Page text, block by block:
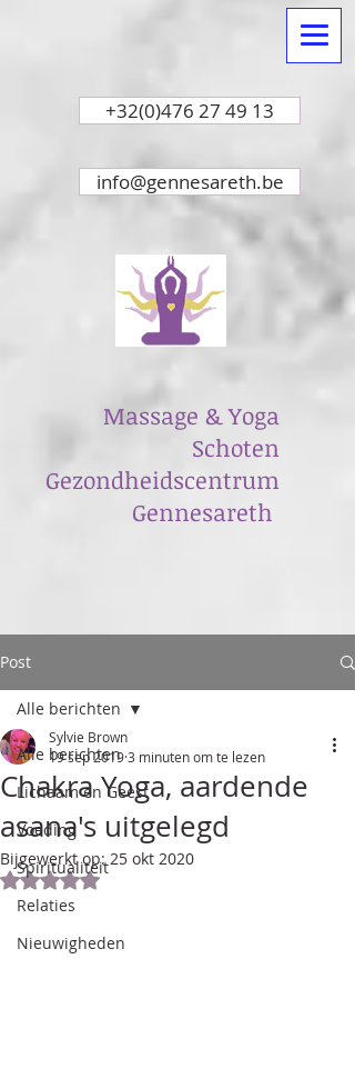
Massage & Yoga
Schoten
Gezondheidscentrum
​Gennesareth
+32(0)476 27 49 13
info@gennesareth.be
Post
Alle berichten
Lichaam en Geest
Voeding
Spiritualiteit
Relaties
Nieuwigheden
Alle berichten
Chakra Yoga, aardende
asana's uitgelegd
Sylvie Brown
19 sep 20193 minuten om te lezen
Bijgewerkt op:25 okt 2020
Beoordeeld met NaN uit 5 sterren.